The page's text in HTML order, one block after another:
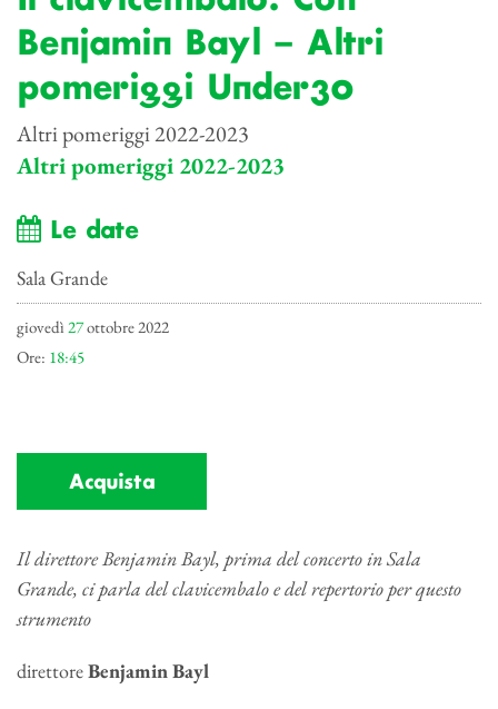
Benjamin Bayl – Altri
pomeriggi Under30
Altri pomeriggi 2022-2023
Altri pomeriggi 2022-2023
Le date
Sala Grande
giovedì 27ottobre 2022
Ore: 18:45
Acquista
Il direttore Benjamin Bayl, prima del concerto in Sala
Grande, ci parla del clavicembalo e del repertorio per questo
strumento
direttoreBenjamin Bayl